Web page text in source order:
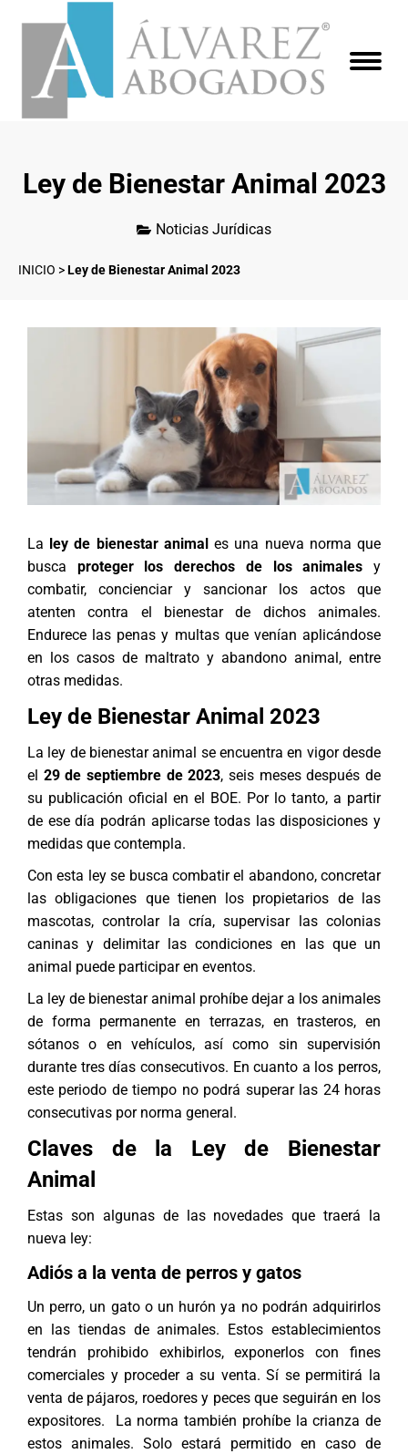
Ley de Bienestar Animal 2023
Noticias Jurídicas
INICIO >Ley de Bienestar Animal 2023
La ley de bienestar animales una nueva norma que
busca proteger los derechos de los animales y
combatir, concienciar y sancionar los actos que
atenten contra el bienestar de dichos animales.
Endurece las penas y multas que venían aplicándose
en los casos de maltrato y abandono animal, entre
otras medidas.
Ley de Bienestar Animal 2023
La ley de bienestar animal se encuentra en vigor desde
el 29 de septiembre de 2023, seis meses después de
su publicación oficial en el BOE. Por lo tanto, a partir
de ese día podrán aplicarse todas las disposiciones y
medidas que contempla.
Con esta ley se busca combatir el abandono, concretar
las obligaciones que tienen los propietarios de las
mascotas, controlar la cría, supervisar las colonias
caninas y delimitar las condiciones en las que un
animal puede participar en eventos.
La ley de bienestar animal prohíbe dejar a los animales
de forma permanente en terrazas, en trasteros, en
sótanos o en vehículos, así como sin supervisión
durante tres días consecutivos. En cuanto a los perros,
este periodo de tiempo no podrá superar las 24 horas
consecutivas por norma general.
Claves de la Ley de Bienestar
Animal
Estas son algunas de las novedades que traerá la
nueva ley:
Adiós a la venta de perros y gatos
Un perro, un gato o un hurón ya no podrán adquirirlos
en las tiendas de animales. Estos establecimientos
tendrán prohibido exhibirlos, exponerlos con fines
comerciales y proceder a su venta. Sí se permitirá la
venta de pájaros, roedores y peces que seguirán en los
expositores. La norma también prohíbe la crianza de
estos animales. Solo estará permitido en caso de